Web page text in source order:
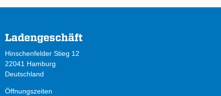
Ladengeschäft
Hinschenfelder Stieg 12
22041 Hamburg
Deutschland
Öffnungszeiten